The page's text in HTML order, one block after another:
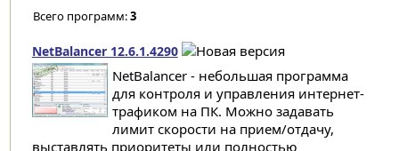
Всего программ:3
NetBalancer 12.6.1.4290
NetBalancer - небольшая программа
для контроля и управления интернет-
трафиком на ПК. Можно задавать
лимит скорости на прием/отдачу,
выставлять приоритеты или полностью